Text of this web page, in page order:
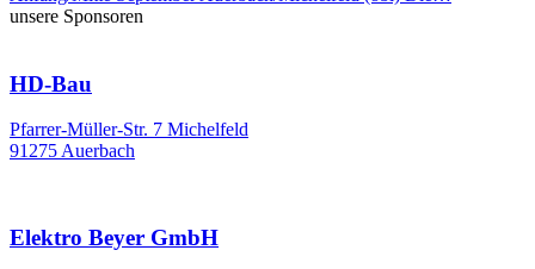
unsere Sponsoren
HD-Bau
Pfarrer-Müller-Str. 7 Michelfeld
91275 Auerbach
Elektro Beyer GmbH